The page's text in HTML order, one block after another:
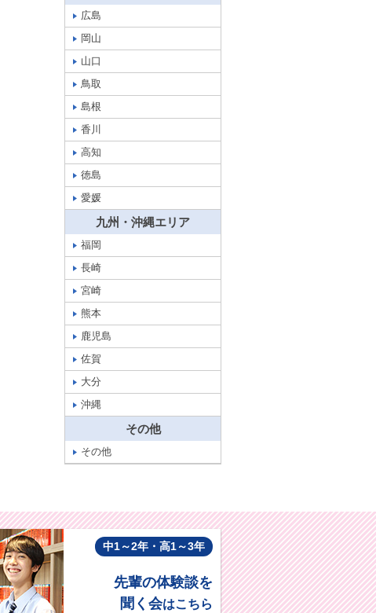
広島
岡山
山口
鳥取
島根
香川
高知
徳島
愛媛
九州・沖縄エリア
福岡
長崎
宮崎
熊本
鹿児島
佐賀
大分
沖縄
その他
その他
中1～2年・高1～3年
先輩の体験談を
聞く会はこちら